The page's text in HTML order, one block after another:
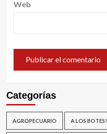
Web
Categorías
AGROPECUARIO A LOS BOTES!